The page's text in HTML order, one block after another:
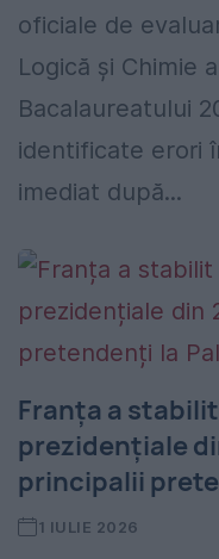
oficiale de
Logică și Chimie
Bacalaureatului
identificate erori
imediat după...
Franța a
prezidențiale
principalii
1 IULIE 2026